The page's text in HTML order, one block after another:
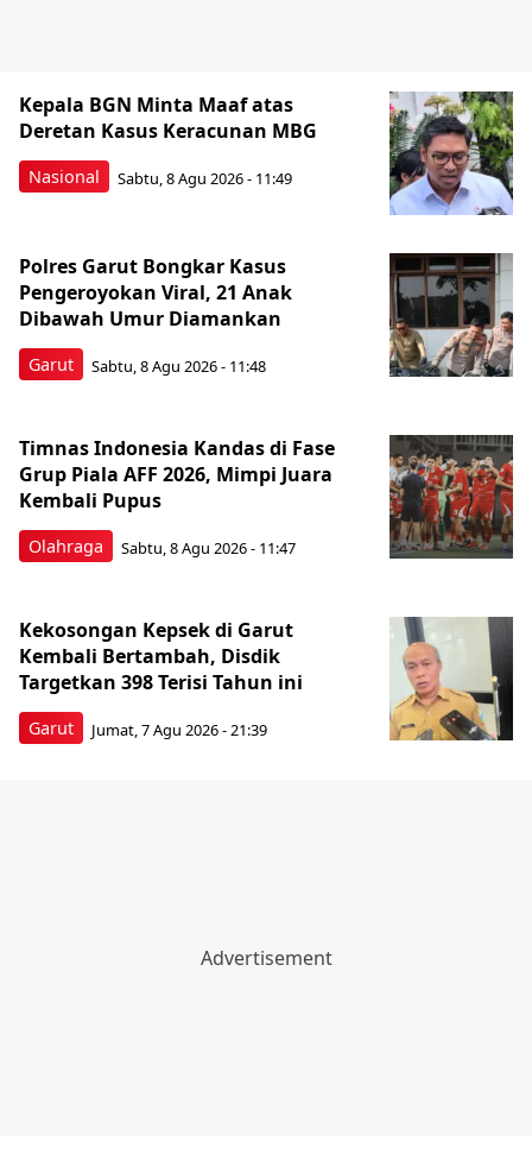
Nasional
Kepala BGN Minta Maaf atas
Deretan Kasus Keracunan MBG
Sabtu, 8 Agu 2026 - 11:49
Garut
Polres Garut Bongkar Kasus
Pengeroyokan Viral, 21 Anak
Dibawah Umur Diamankan
Sabtu, 8 Agu 2026 - 11:48
Olahraga
Timnas Indonesia Kandas di Fase
Grup Piala AFF 2026, Mimpi Juara
Kembali Pupus
Sabtu, 8 Agu 2026 - 11:47
Garut
Kekosongan Kepsek di Garut
Kembali Bertambah, Disdik
Targetkan 398 Terisi Tahun ini
Jumat, 7 Agu 2026 - 21:39